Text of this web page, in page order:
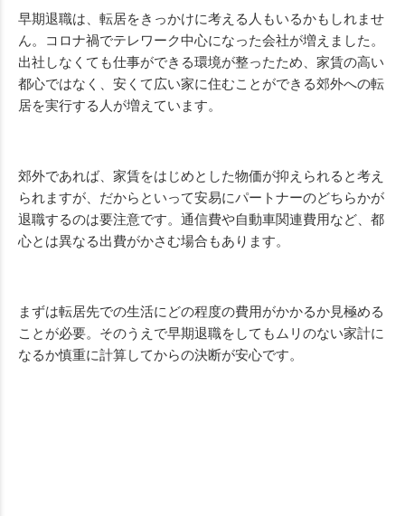
早期退職は、転居をきっかけに考える人もいるかもしれませ
ん。コロナ禍でテレワーク中心になった会社が増えました。
出社しなくても仕事ができる環境が整ったため、家賃の高い
都心ではなく、安くて広い家に住むことができる郊外への転
居を実行する人が増えています。
郊外であれば、家賃をはじめとした物価が抑えられると考え
られますが、だからといって安易にパートナーのどちらかが
退職するのは要注意です。通信費や自動車関連費用など、都
心とは異なる出費がかさむ場合もあります。
まずは転居先での生活にどの程度の費用がかかるか見極める
ことが必要。そのうえで早期退職をしてもムリのない家計に
なるか慎重に計算してからの決断が安心です。